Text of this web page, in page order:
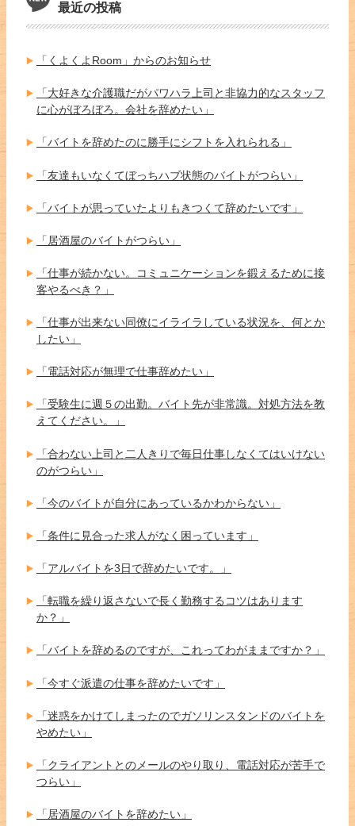
最近の投稿
「くよくよRoom」からのお知らせ
「大好きな介護職だがパワハラ上司と非協力的なスタッフ
に心がぼろぼろ。会社を辞めたい」
「バイトを辞めたのに勝手にシフトを入れられる」
「友達もいなくてぼっちハブ状態のバイトがつらい」
「バイトが思っていたよりもきつくて辞めたいです」
「居酒屋のバイトがつらい」
「仕事が続かない。コミュニケーションを鍛えるために接
客やるべき？」
「仕事が出来ない同僚にイライラしている状況を、何とか
したい」
「電話対応が無理で仕事辞めたい」
「受験生に週５の出勤。バイト先が非常識。対処方法を教
えてください。」
「合わない上司と二人きりで毎日仕事しなくてはいけない
のがつらい」
「今のバイトが自分にあっているかわからない」
「条件に見合った求人がなく困っています」
「アルバイトを3日で辞めたいです。」
「転職を繰り返さないで長く勤務するコツはあります
か？」
「バイトを辞めるのですが、これってわがままですか？」
「今すぐ派遣の仕事を辞めたいです」
「迷惑をかけてしまったのでガソリンスタンドのバイトを
やめたい」
「クライアントとのメールのやり取り、電話対応が苦手で
つらい」
「居酒屋のバイトを辞めたい」